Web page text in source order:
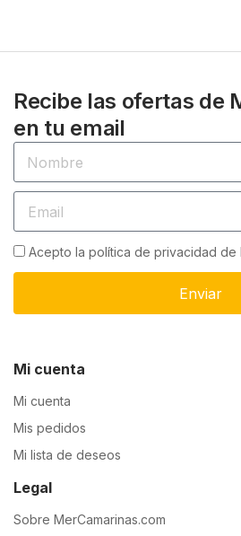
Recibe las ofertas de
en tu email
Acepto la política de privacidad de
Enviar
Mi cuenta
Mi cuenta
Mis pedidos
Mi lista de deseos
Legal
Sobre MerCamarinas.com